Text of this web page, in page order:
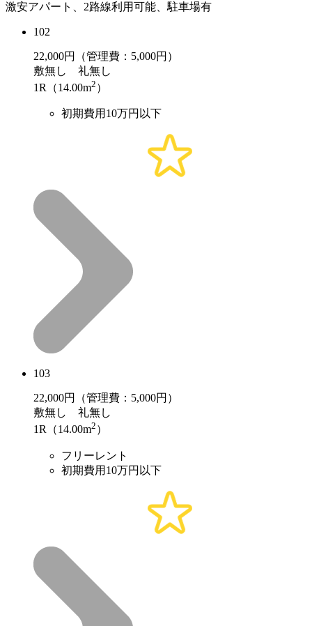
激安アパート、2路線利用可能、駐車場有
102
22,000円（管理費：5,000円）
敷無し 礼無し
1R（14.00m2 ）
初期費用10万円以下
103
22,000円（管理費：5,000円）
敷無し 礼無し
1R（14.00m2 ）
フリーレント
初期費用10万円以下